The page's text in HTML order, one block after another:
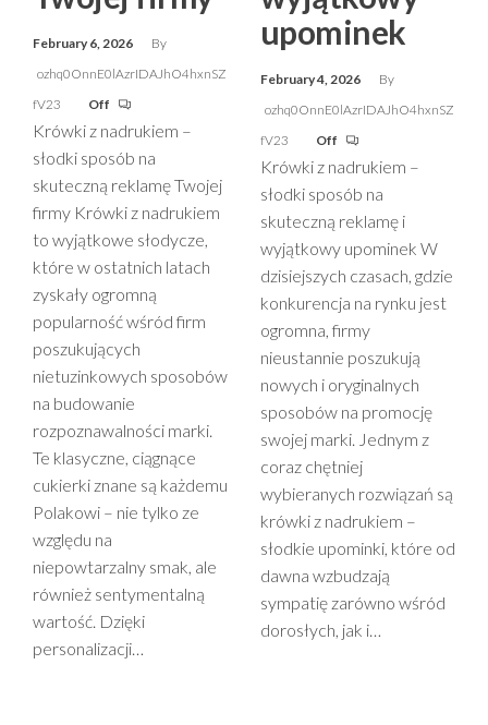
February 6, 2026
By
ozhq0OnnE0lAzrIDAJhO4hxnSZ
fV23
Off
Krówki z nadrukiem –
słodki sposób na
skuteczną reklamę Twojej
firmy Krówki z nadrukiem
to wyjątkowe słodycze,
które w ostatnich latach
zyskały ogromną
popularność wśród firm
poszukujących
nietuzinkowych sposobów
na budowanie
rozpoznawalności marki.
Te klasyczne, ciągnące
cukierki znane są każdemu
Polakowi – nie tylko ze
względu na
niepowtarzalny smak, ale
również sentymentalną
wartość. Dzięki
personalizacji…
upominek
February 4, 2026
By
ozhq0OnnE0lAzrIDAJhO4hxnSZ
fV23
Off
Krówki z nadrukiem –
słodki sposób na
skuteczną reklamę i
wyjątkowy upominek W
dzisiejszych czasach, gdzie
konkurencja na rynku jest
ogromna, firmy
nieustannie poszukują
nowych i oryginalnych
sposobów na promocję
swojej marki. Jednym z
coraz chętniej
wybieranych rozwiązań są
krówki z nadrukiem –
słodkie upominki, które od
dawna wzbudzają
sympatię zarówno wśród
dorosłych, jak i…